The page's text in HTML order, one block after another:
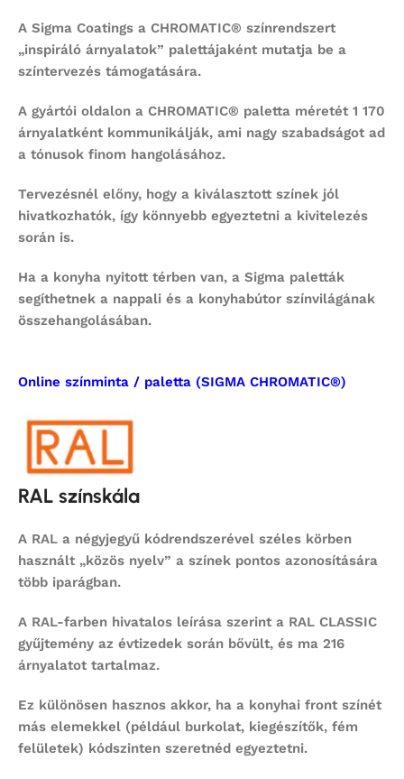
A Sigma Coatings a CHROMATIC® színrendszert
„inspiráló árnyalatok” palettájaként mutatja be a
színtervezés támogatására.
A gyártói oldalon a CHROMATIC® paletta méretét 1 170
árnyalatként kommunikálják, ami nagy szabadságot ad
a tónusok finom hangolásához.
Tervezésnél előny, hogy a kiválasztott színek jól
hivatkozhatók, így könnyebb egyeztetni a kivitelezés
során is.
Ha a konyha nyitott térben van, a Sigma paletták
segíthetnek a nappali és a konyhabútor színvilágának
összehangolásában.
Online színminta / paletta (SIGMA CHROMATIC®)
RAL színskála
A RAL a négyjegyű kódrendszerével széles körben
használt „közös nyelv” a színek pontos azonosítására
több iparágban.
A RAL-farben hivatalos leírása szerint a RAL CLASSIC
gyűjtemény az évtizedek során bővült, és ma 216
árnyalatot tartalmaz.
Ez különösen hasznos akkor, ha a konyhai front színét
más elemekkel (például burkolat, kiegészítők, fém
felületek) kódszinten szeretnéd egyeztetni.